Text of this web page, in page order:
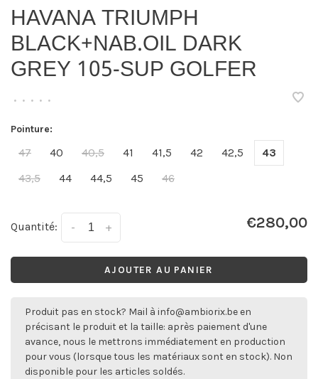
HAVANA TRIUMPH
BLACK+NAB.OIL DARK
GREY 105-SUP GOLFER
• • • • •
Pointure:
47 40 40,5 41 41,5 42 42,5
43
43,5
44 44,5 45 46
Quantité: +
- €280,00
AJOUTER AU PANIER
Produit pas en stock? Mail à info@ambiorix.be en
précisant le produit et la taille: après paiement d'une
avance, nous le mettrons immédiatement en production
pour vous (lorsque tous les matériaux sont en stock). Non
disponible pour les articles soldés.